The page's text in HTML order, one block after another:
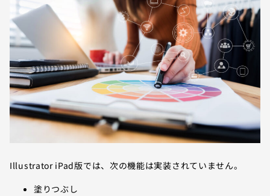
Illustrator iPad版では、次の機能は実装されていません。
塗りつぶし